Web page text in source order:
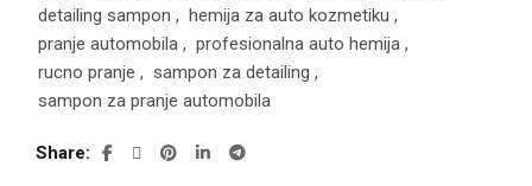
detailing sampon , hemija za auto kozmetiku ,
pranje automobila , profesionalna auto hemija ,
rucno pranje , sampon za detailing ,
sampon za pranje automobila
Share